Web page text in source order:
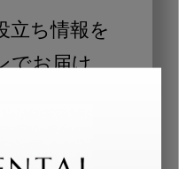
立ち情報を
でお届け
歯科医師、歯